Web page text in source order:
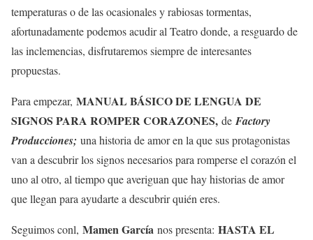
temperaturas o de las ocasionales y rabiosas tormentas,
afortunadamente podemos acudir al Teatro donde, a resguardo de
las inclemencias, disfrutaremos siempre de interesantes
propuestas.
Para empezar, MANUAL BÁSICO DE LENGUA DE
SIGNOS PARA ROMPER CORAZONES, de Factory
Producciones; una historia de amor en la que sus protagonistas
van a descubrir los signos necesarios para romperse el corazón el
uno al otro, al tiempo que averiguan que hay historias de amor
que llegan para ayudarte a descubrir quién eres.
Seguimos conl, Mamen García nos presenta: HASTA EL